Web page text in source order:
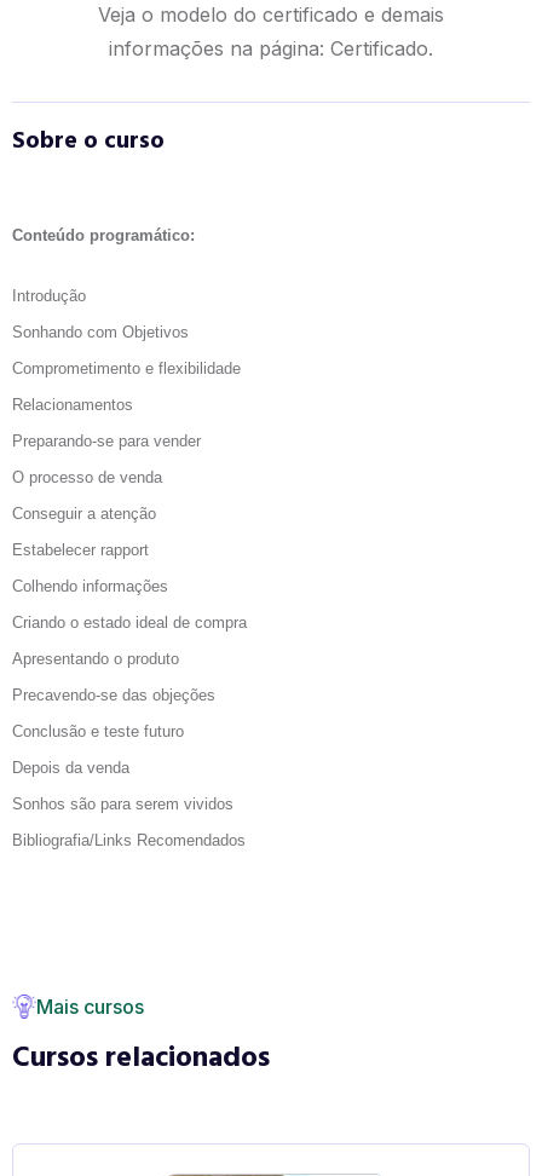
Veja o modelo do certificado e demais
informações na página: Certificado.
Sobre o curso
Conteúdo programático:
Introdução
Sonhando com Objetivos
Comprometimento e flexibilidade
Relacionamentos
Preparando-se para vender
O processo de venda
Conseguir a atenção
Estabelecer rapport
Colhendo informações
Criando o estado ideal de compra
Apresentando o produto
Precavendo-se das objeções
Conclusão e teste futuro
Depois da venda
Sonhos são para serem vividos
Bibliografia/Links Recomendados
Mais cursos
Cursos relacionados